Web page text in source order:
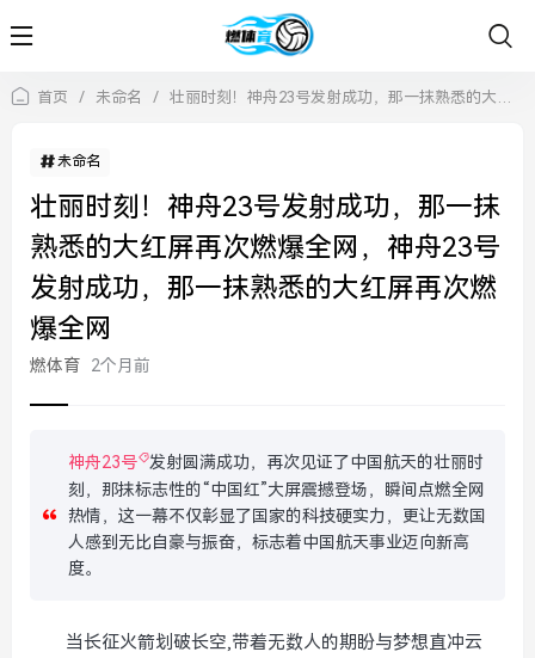
首页 / 未命名 / 壮丽时刻！神舟23号发射成功，那一抹熟悉的大红屏再次燃爆全网，神舟23号发射成功，那一抹熟悉的大红屏再次燃爆全网
未命名
壮丽时刻！神舟23号发射成功，那一抹
熟悉的大红屏再次燃爆全网，神舟23号
发射成功，那一抹熟悉的大红屏再次燃
爆全网
燃体育 2个月前
神舟23号
发射圆满成功，再次见证了中国航天的壮丽时
刻，那抹标志性的“中国红”大屏震撼登场，瞬间点燃全网
热情，这一幕不仅彰显了国家的科技硬实力，更让无数国
人感到无比自豪与振奋，标志着中国航天事业迈向新高
度。
当长征火箭划破长空,带着无数人的期盼与梦想直冲云